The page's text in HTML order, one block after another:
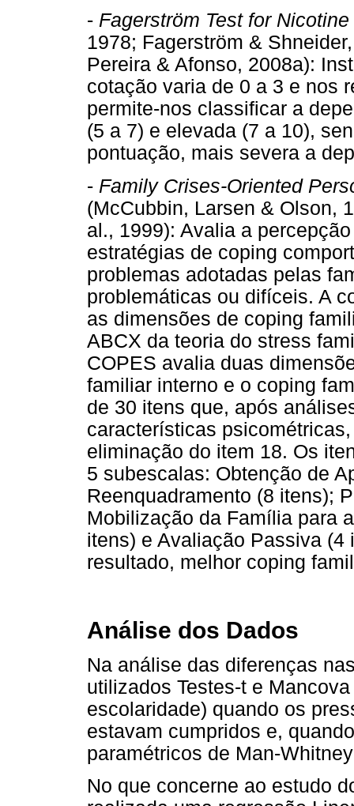
- Fagerström Test for
1978; Fagerström &
Pereira & Afonso, 2008a):
cotação varia de 0 a 3 e nos
permite-nos classificar a
(5 a 7) e elevada (7 a 10),
pontuação, mais severa a
- Family Crises-Oriented
(McCubbin, Larsen & Olson,
al., 1999): Avalia a
estratégias de coping
problemas adotadas pelas
problemáticas ou difíceis. A
as dimensões de coping
ABCX da teoria do stress
COPES avalia duas
familiar interno e o coping
de 30 itens que, após
características
eliminação do item 18. Os
5 subescalas: Obtenção de
Reenquadramento (8 itens);
Mobilização da Família para
itens) e Avaliação Passiva
resultado, melhor coping
Análise dos Dados
Na análise das diferenças
utilizados Testes-t e
escolaridade) quando os
estavam cumpridos e,
paramétricos de Man-
No que concerne ao estudo